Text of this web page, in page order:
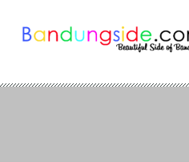
content
Bandung Side